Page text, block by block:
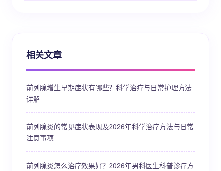
相关文章
前列腺增生早期症状有哪些？科学治疗与日常护理方法
详解
前列腺炎的常见症状表现及2026年科学治疗方法与日常
注意事项
前列腺炎怎么治疗效果好？2026年男科医生科普诊疗方